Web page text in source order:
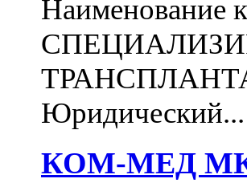
Наименование
Юридический...
КОМ-МЕД